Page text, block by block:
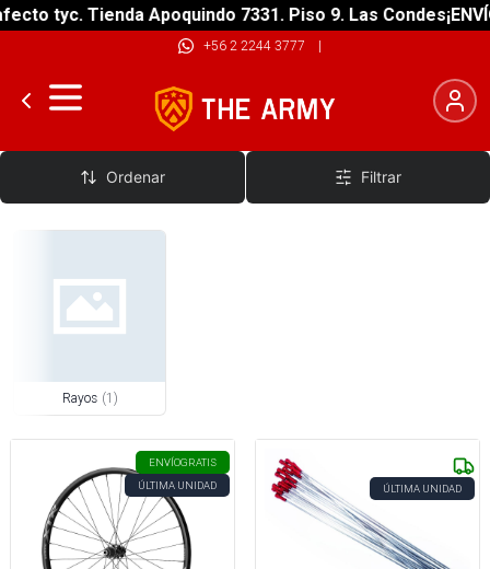
tyc. Tienda Apoquindo 7331. Piso 9. Las Condes
+56 2 2244 3777 |
Rayos
Ordenar Filtrar
Rayos (1 )
ENVÍOGRATIS
ÚLTIMA UNIDAD
ÚLTIMA UNIDAD